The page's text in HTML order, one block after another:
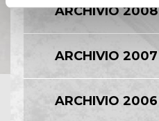
ARCHIVIO 2008
ARCHIVIO 2007
ARCHIVIO 2006